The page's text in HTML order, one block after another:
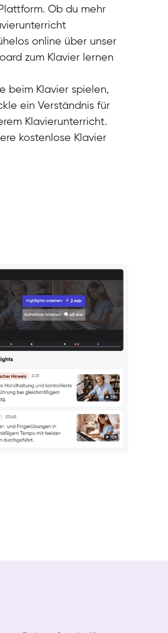
Ob du mehr
online über unser
zum Klavier lernen
beim Klavier spielen,
ein Verständnis für
Klavierunterricht.
kostenlose Klavier